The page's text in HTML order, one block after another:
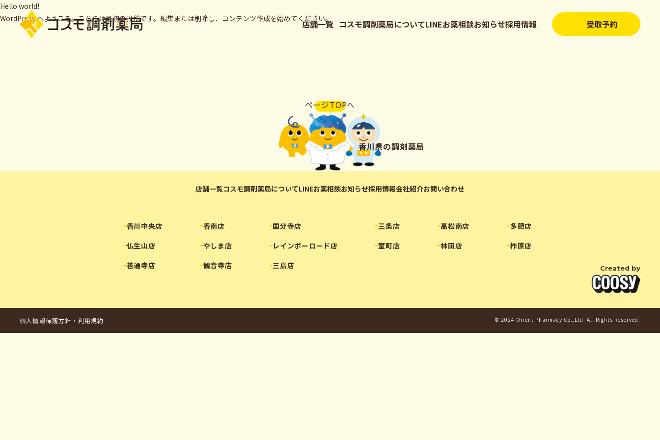
店舗一覧 コスモ調剤薬局についてLINEお薬相談お知らせ採用情報 受取予約
Hello world!
WordPress へようこそ。こちらは最初の投稿です。編集または削除し、コンテンツ作成を始めてください。
ページTOPへ
香川県の調剤薬局
店舗一覧コスモ調剤薬局についてLINEお薬相談お知らせ採用情報会社紹介お問い合わせ
香川中央店 香南店 国分寺店 三条店 高松南店
多肥店
仏生山店
やしま店 レインボーロード店 室町店 林田店
柞原店
善通寺店
観音寺店 三島店 Created by
個人情報保護方針・利用規約 © 2024 Orient Pharmacy Co.,Ltd. All Rights Reserved.